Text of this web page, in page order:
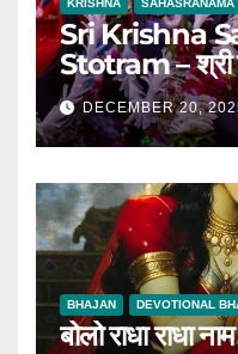
KRISHNA SAHASRANAMA
Sri Krishna
Stotram – श्री
DECEMBER 20,
BHAJAN DEVOTIONAL
बोलो राधा राधा